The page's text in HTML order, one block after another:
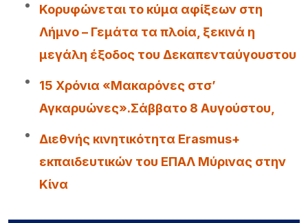
Κορυφώνεται το κύμα αφίξεων στη
Λήμνο – Γεμάτα τα πλοία, ξεκινά η
μεγάλη έξοδος του Δεκαπενταύγουστου
15 Χρόνια «Μακαρόνες στσ’
Αγκαρυώνες».Σάββατο 8 Αυγούστου,
Διεθνής κινητικότητα Erasmus+
εκπαιδευτικών του ΕΠΑΛ Μύρινας στην
Κίνα